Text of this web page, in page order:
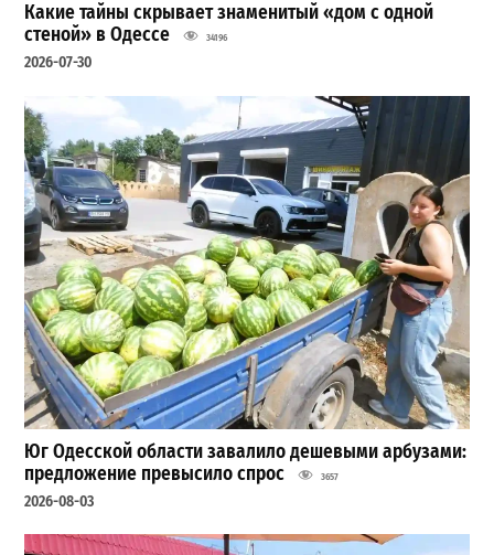
Какие тайны скрывает знаменитый «дом с одной
стеной» в Одессе
34196
2026-07-30
Юг Одесской области завалило дешевыми арбузами:
предложение превысило спрос
3657
2026-08-03